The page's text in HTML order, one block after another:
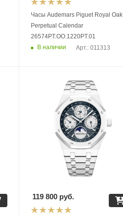
Часы Audemars Piguet Royal Oak
Perpetual Calendar
26574PT.OO.1220PT.01
В наличии
Арт.: 011313
119 800 руб.